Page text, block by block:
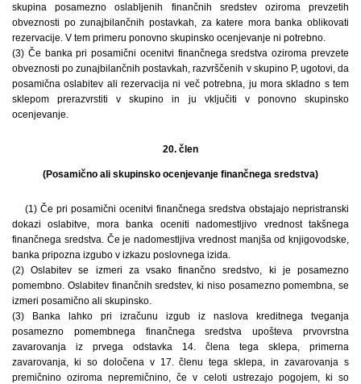
skupina posamezno oslabljenih finančnih sredstev oziroma prevzetih
obveznosti po zunajbilančnih postavkah, za katere mora banka oblikovati
rezervacije. V tem primeru ponovno skupinsko ocenjevanje ni potrebno.
(3) Če banka pri posamični ocenitvi finančnega sredstva oziroma prevzete
obveznosti po zunajbilančnih postavkah, razvrščenih v skupino P, ugotovi, da
posamična oslabitev ali rezervacija ni več potrebna, ju mora skladno s tem
sklepom prerazvrstiti v skupino in ju vključiti v ponovno skupinsko
ocenjevanje.
20. člen
(Posamično ali skupinsko ocenjevanje finančnega sredstva)
(1) Če pri posamični ocenitvi finančnega sredstva obstajajo nepristranski
dokazi oslabitve, mora banka oceniti nadomestljivo vrednost takšnega
finančnega sredstva. Če je nadomestljiva vrednost manjša od knjigovodske,
banka pripozna izgubo v izkazu poslovnega izida.
(2) Oslabitev se izmeri za vsako finančno sredstvo, ki je posamezno
pomembno. Oslabitev finančnih sredstev, ki niso posamezno pomembna, se
izmeri posamično ali skupinsko.
(3) Banka lahko pri izračunu izgub iz naslova kreditnega tveganja
posamezno pomembnega finančnega sredstva upošteva prvovrstna
zavarovanja iz prvega odstavka 14. člena tega sklepa, primerna
zavarovanja, ki so določena v 17. členu tega sklepa, in zavarovanja s
premičnino oziroma nepremičnino, če v celoti ustrezajo pogojem, ki so